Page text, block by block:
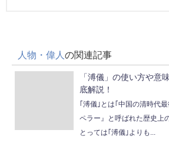
人物・偉人 の関連記事
「溥儀」の使い方や意
底解説！
｢溥儀｣とは｢中国の清時代
ペラー』と呼ばれた歴史上
とっては｢溥儀｣よりも...